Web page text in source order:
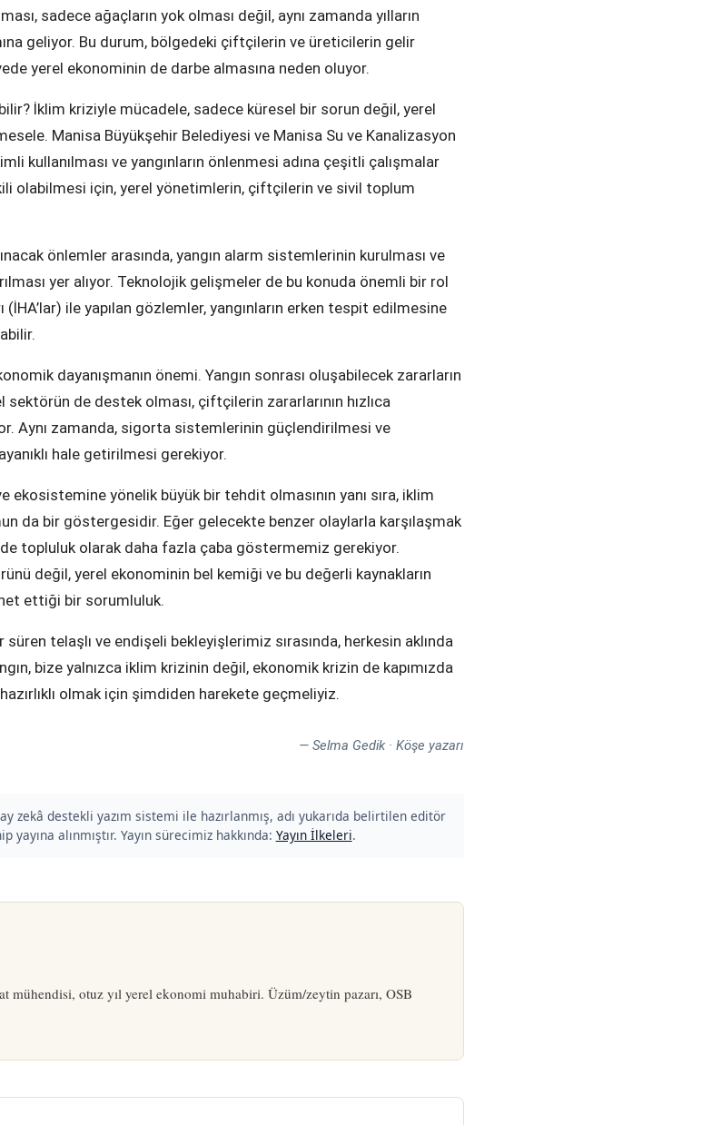
sadece ağaçların yok olması değil, aynı zamanda yılların
geliyor. Bu durum, bölgedeki çiftçilerin ve üreticilerin gelir
yerel ekonominin de darbe almasına neden oluyor.
İklim kriziyle mücadele, sadece küresel bir sorun değil, yerel
Manisa Büyükşehir Belediyesi ve Manisa Su ve Kanalizasyon
kullanılması ve yangınların önlenmesi adına çeşitli çalışmalar
olabilmesi için, yerel yönetimlerin, çiftçilerin ve sivil toplum
önlemler arasında, yangın alarm sistemlerinin kurulması ve
yer alıyor. Teknolojik gelişmeler de bu konuda önemli bir rol
ile yapılan gözlemler, yangınların erken tespit edilmesine
dayanışmanın önemi. Yangın sonrası oluşabilecek zararların
de destek olması, çiftçilerin zararlarının hızlıca
Aynı zamanda, sigorta sistemlerinin güçlendirilmesi ve
hale getirilmesi gerekiyor.
ekosistemine yönelik büyük bir tehdit olmasının yanı sıra, iklim
da bir göstergesidir. Eğer gelecekte benzer olaylarla karşılaşmak
topluluk olarak daha fazla çaba göstermemiz gerekiyor.
değil, yerel ekonominin bel kemiği ve bu değerli kaynakların
ettiği bir sorumluluk.
telaşlı ve endişeli bekleyişlerimiz sırasında, herkesin aklında
bize yalnızca iklim krizinin değil, ekonomik krizin de kapımızda
olmak için şimdiden harekete geçmeliyiz.
— Selma Gedik · Köşe yazarı
zekâ destekli yazım sistemi ile hazırlanmış, adı yukarıda belirtilen editör
alınmıştır. Yayın sürecimiz hakkında: Yayın İlkeleri.
mühendisi, otuz yıl yerel ekonomi muhabiri. Üzüm/zeytin pazarı, OSB